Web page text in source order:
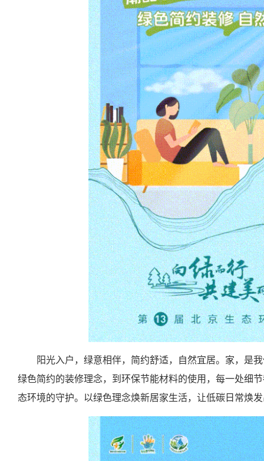
阳光入户，绿意相伴，简约舒适，自然宜居。家，是
绿色简约的装修理念，到环保节能材料的使用，每一处细
态环境的守护。以绿色理念焕新居家生活，让低碳日常焕